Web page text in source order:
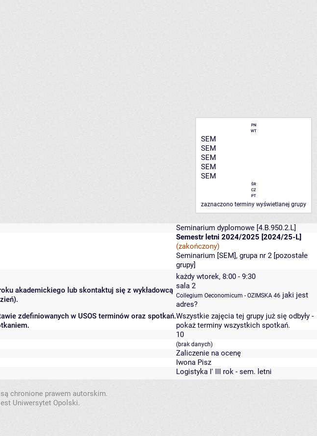
PN
WT
SEM
SEM
SEM
SEM
SEM
ŚR
CZ
PT
zaznaczono terminy wyświetlanej grupy
Seminarium dyplomowe [4.B.950.2.L]
Semestr letni 2024/2025 [2024/25-L]
(zakończony)
Seminarium [SEM], grupa nr 2 [pozostałe
grupy]
akademickiego lub skontaktuj się z wykładowcą
każdy wtorek, 8:00 - 9:30
sala 2
Collegium Oeconomicum - OZIMSKA 46 jaki jest
adres?
zdefiniowanych w USOS terminów oraz spotkań.Wszystkie zajęcia tej grupy już się odbyły -
pokaż terminy wszystkich spotkań.
10
(brak danych)
Zaliczenie na ocenę
Iwona Pisz
Logistyka I' III rok - sem. letni
chronione prawem autorskim.
Uniwersytet Opolski.